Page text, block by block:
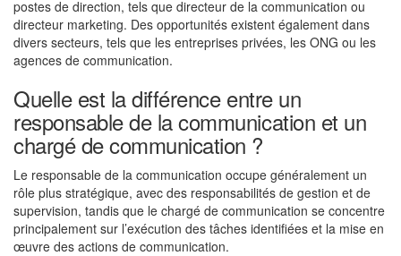
postes de direction, tels que directeur de la communication ou
directeur marketing. Des opportunités existent également dans
divers secteurs, tels que les entreprises privées, les ONG ou les
agences de communication.
Quelle est la différence entre un
responsable de la communication et un
chargé de communication ?
Le responsable de la communication occupe généralement un
rôle plus stratégique, avec des responsabilités de gestion et de
supervision, tandis que le chargé de communication se concentre
principalement sur l’exécution des tâches identifiées et la mise en
œuvre des actions de communication.